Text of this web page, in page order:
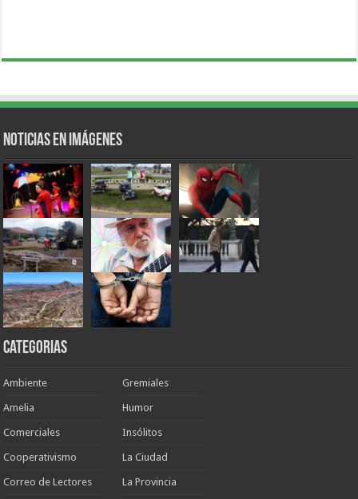
Noticias en Imágenes
Categorias
Ambiente
Amelia
Comerciales
Cooperativismo
Correo de Lectores
Gremiales
Humor
Insólitos
La Ciudad
La Provincia